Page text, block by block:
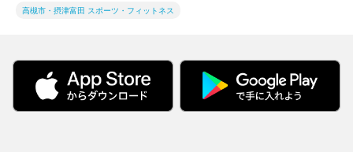
高槻市・摂津富田 スポーツ・フィットネス